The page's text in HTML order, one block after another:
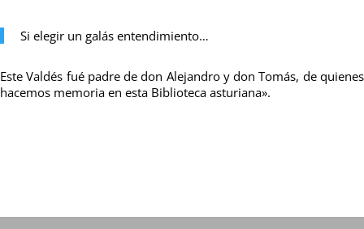
Si elegir un galás entendimiento…
Este Valdés fué padre de don Alejandro y don Tomás, de quienes
hacemos memoria en esta Biblioteca asturiana».